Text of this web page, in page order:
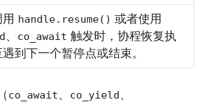
handle.resume() 或者使用
、 co_await 触发时，协程恢复执
到下一个暂停点或结束。
co_await、 co_yield、